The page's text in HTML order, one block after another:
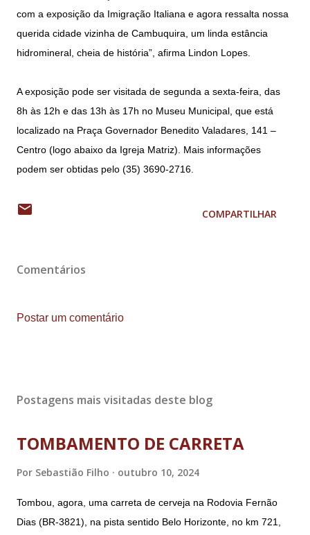
com a exposição da Imigração Italiana e agora ressalta nossa
querida cidade vizinha de Cambuquira, um linda estância
hidromineral, cheia de história”, afirma Lindon Lopes.
A exposição pode ser visitada de segunda a sexta-feira, das
8h às 12h e das 13h às 17h no Museu Municipal, que está
localizado na Praça Governador Benedito Valadares, 141 –
Centro (logo abaixo da Igreja Matriz). Mais informações
podem ser obtidas pelo (35) 3690-2716.
COMPARTILHAR
Comentários
Postar um comentário
Postagens mais visitadas deste blog
TOMBAMENTO DE CARRETA
Por Sebastião Filho outubro 10, 2024
Tombou, agora, uma carreta de cerveja na Rodovia Fernão
Dias (BR-3821), na pista sentido Belo Horizonte, no km 721,